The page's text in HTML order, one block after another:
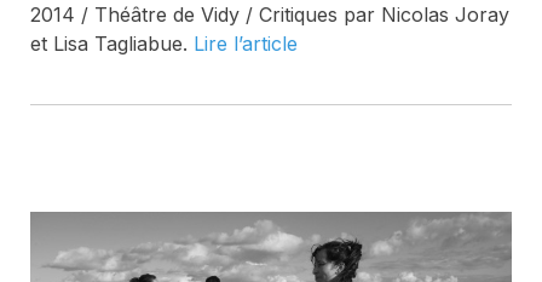
2014 / Théâtre de Vidy / Critiques par Nicolas Joray
et Lisa Tagliabue. Lire l’article